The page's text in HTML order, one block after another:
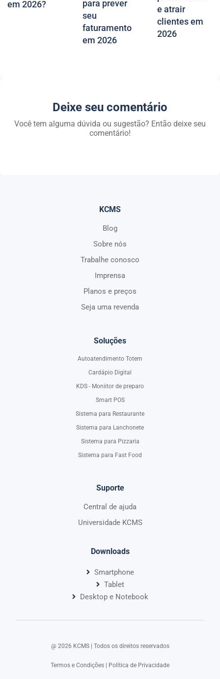
em 2026?
para prever
seu
faturamento
em 2026
e atrair
clientes em
2026
Deixe seu comentário
Você tem alguma dúvida ou sugestão? Então deixe seu
comentário!
KCMS
Blog
Sobre nós
Trabalhe conosco
Imprensa
Planos e preços
Seja uma revenda
Soluções
Autoatendimento Totem
Cardápio Digital
KDS - Moniitor de preparo
Smart POS
Sistema para Restaurante
Sistema para Lanchonete
Sistema para Pizzaria
Sistema para Fast Food
Suporte
Central de ajuda
Universidade KCMS
Downloads
Smartphone
Tablet
Desktop e Notebook
@ 2026 KCMS | Todos os direitos reservados​
Termos e Condições Política de Privacidade